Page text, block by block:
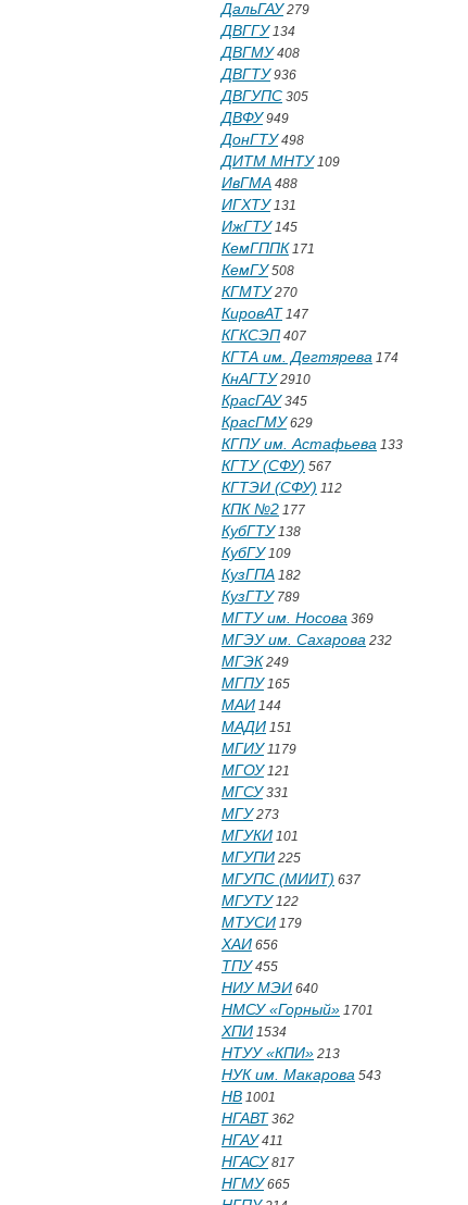
ДальГАУ279
ДВГГУ134
ДВГМУ408
ДВГТУ936
ДВГУПС 305
ДВФУ949
ДонГТУ498
ДИТМ МНТУ109
ИвГМА 488
ИГХТУ131
ИжГТУ145
КемГППК 171
КемГУ508
КГМТУ270
КировАТ 147
КГКСЭП 407
КГТА им. Дегтярева 174
КнАГТУ2910
КрасГАУ345
КрасГМУ629
КГПУ им. Астафьева 133
КГТУ (СФУ) 567
КГТЭИ (СФУ) 112
КПК №2 177
КубГТУ138
КубГУ109
КузГПА 182
КузГТУ789
МГТУ им. Носова 369
МГЭУ им. Сахарова 232
МГЭК 249
МГПУ165
МАИ 144
МАДИ 151
МГИУ1179
МГОУ121
МГСУ331
МГУ273
МГУКИ 101
МГУПИ 225
МГУПС (МИИТ) 637
МГУТУ122
МТУСИ 179
ХАИ 656
ТПУ455
НИУ МЭИ 640
НМСУ «Горный» 1701
ХПИ 1534
НТУУ «КПИ» 213
НУК им. Макарова 543
НВ 1001
НГАВТ 362
НГАУ411
НГАСУ817
НГМУ665